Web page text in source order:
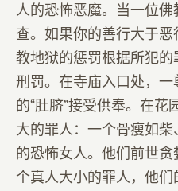
人的恐怖恶魔。当一位
查。如果你的善行大于
教地狱的惩罚根据所犯
刑罚。在寺庙入口处，
的“肚脐”接受供奉。在
大的罪人：一个骨瘦如
的恐怖女人。他们前世
个真人大小的罪人，他